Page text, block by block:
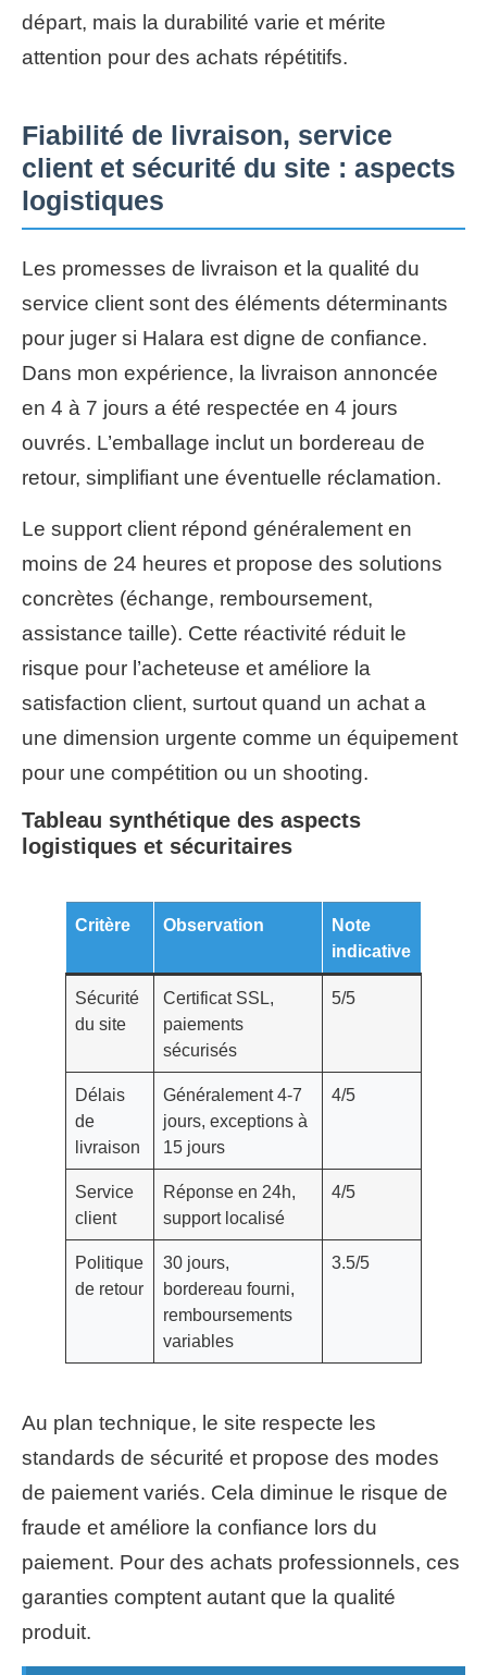
départ, mais la durabilité varie et mérite
attention pour des achats répétitifs.
Fiabilité de livraison, service
client et sécurité du site : aspects
logistiques
Les promesses de livraison et la qualité du
service client sont des éléments déterminants
pour juger si Halara est digne de confiance.
Dans mon expérience, la livraison annoncée
en 4 à 7 jours a été respectée en 4 jours
ouvrés. L’emballage inclut un bordereau de
retour, simplifiant une éventuelle réclamation.
Le support client répond généralement en
moins de 24 heures et propose des solutions
concrètes (échange, remboursement,
assistance taille). Cette réactivité réduit le
risque pour l’acheteuse et améliore la
satisfaction client, surtout quand un achat a
une dimension urgente comme un équipement
pour une compétition ou un shooting.
Tableau synthétique des aspects
logistiques et sécuritaires
Critère Observation
Note
indicative
Sécurité
du site
Certificat SSL,
paiements
sécurisés
5/5
Délais
de
livraison
Généralement 4-7
jours, exceptions à
15 jours
4/5
Service
client
Réponse en 24h,
support localisé
4/5
Politique
de retour
30 jours,
bordereau fourni,
remboursements
variables
3.5/5
Au plan technique, le site respecte les
standards de sécurité et propose des modes
de paiement variés. Cela diminue le risque de
fraude et améliore la confiance lors du
paiement. Pour des achats professionnels, ces
garanties comptent autant que la qualité
produit.